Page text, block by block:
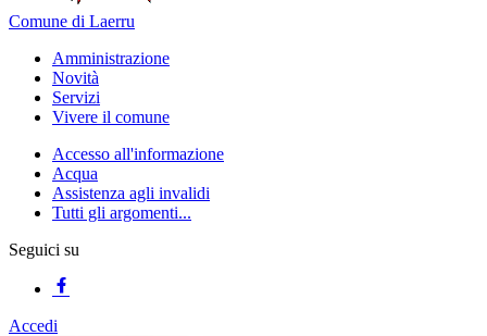
Comune di Laerru
Amministrazione
Novità
Servizi
Vivere il comune
Accesso all'informazione
Acqua
Assistenza agli invalidi
Tutti gli argomenti...
Seguici su
Accedi